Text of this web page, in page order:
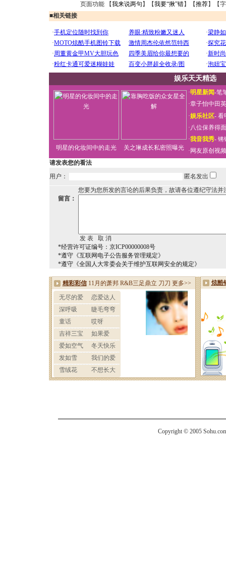
页面功能 【我来说两句 】【我要“揪”错】【推荐】【
■相关链接
娱乐天天精选
明星的化妆间中的走光 关之琳成长私密照曝光
·明星新闻-笔
·章子怡中田
·娱乐社区- 看
·八位保养得
·我音我秀- 锵
· 网友原创视
请发表您的看法
用户：
匿名发出
您要为您所发的言论的后果负责，故请各位遵纪守法并
留言：
*经营许可证编号：京ICP00000008号
*遵守《互联网电子公告服务管理规定》
*遵守《全国人大常委会关于维护互联网安全的规定》
Copyright © 2005